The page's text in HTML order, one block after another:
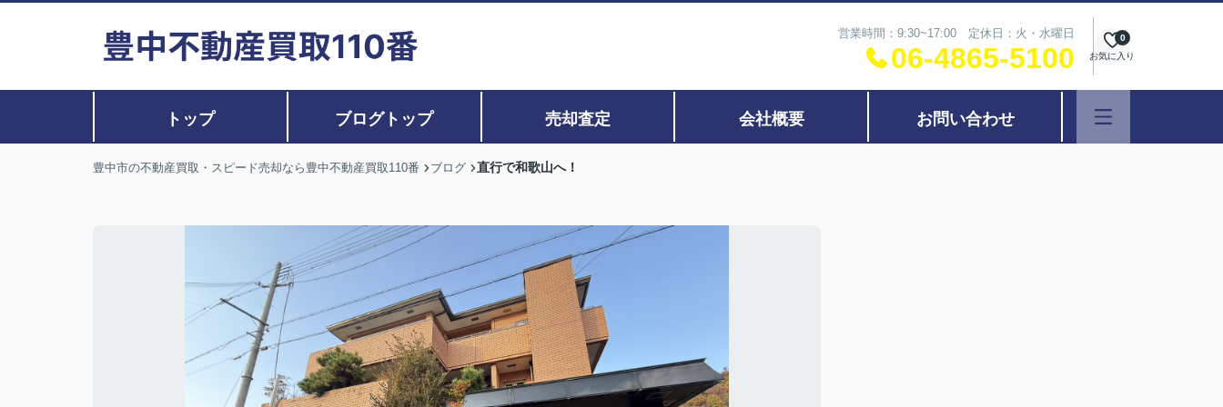
営業時間：9:30~17:00 定休日：火・水曜日
06-4865-5100 お気に入り
0
トップ ブログトップ 売却査定 会社概要 お問い合わせ
豊中市の不動産買取・スピード売却なら豊中不動産買取110番 ブログ 直行で和歌山へ！